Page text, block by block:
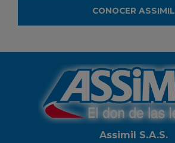
CONOCER ASSIMIL
Assimil S.A.S.